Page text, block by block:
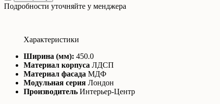
Подробности уточняйте у менджера
Характеристики
Ширина (мм): 450.0
Материал корпуса ЛДСП
Материал фасада МДФ
Модульная серия Лондон
Производитель Интерьер-Центр